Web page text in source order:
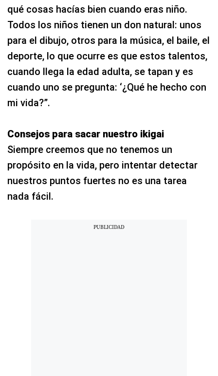
qué cosas hacías bien cuando eras niño.
Todos los niños tienen un don natural: unos
para el dibujo, otros para la música, el baile, el
deporte, lo que ocurre es que estos talentos,
cuando llega la edad adulta, se tapan y es
cuando uno se pregunta: ‘¿Qué he hecho con
mi vida?”.
Consejos para sacar nuestro ikigai
Siempre creemos que no tenemos un
propósito en la vida, pero intentar detectar
nuestros puntos fuertes no es una tarea
nada fácil.